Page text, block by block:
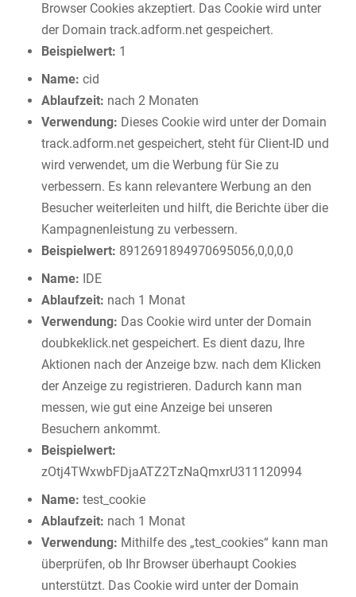
Browser Cookies akzeptiert. Das Cookie wird unter
der Domain track.adform.net gespeichert.
Beispielwert: 1
Name: cid
Ablaufzeit: nach 2 Monaten
Verwendung: Dieses Cookie wird unter der Domain
track.adform.net gespeichert, steht für Client-ID und
wird verwendet, um die Werbung für Sie zu
verbessern. Es kann relevantere Werbung an den
Besucher weiterleiten und hilft, die Berichte über die
Kampagnenleistung zu verbessern.
Beispielwert: 8912691894970695056,0,0,0,0
Name: IDE
Ablaufzeit: nach 1 Monat
Verwendung: Das Cookie wird unter der Domain
doubkeklick.net gespeichert. Es dient dazu, Ihre
Aktionen nach der Anzeige bzw. nach dem Klicken
der Anzeige zu registrieren. Dadurch kann man
messen, wie gut eine Anzeige bei unseren
Besuchern ankommt.
Beispielwert:
zOtj4TWxwbFDjaATZ2TzNaQmxrU311120994
Name: test_cookie
Ablaufzeit: nach 1 Monat
Verwendung: Mithilfe des „test_cookies“ kann man
überprüfen, ob Ihr Browser überhaupt Cookies
unterstützt. Das Cookie wird unter der Domain